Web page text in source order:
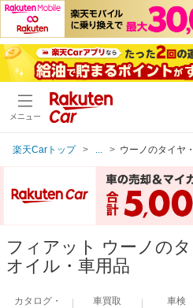
メニュー
楽天Carトップ ウーノのタイヤ
フィアット ウーノの
オイル・車用品
カタログ・
車買取
車検